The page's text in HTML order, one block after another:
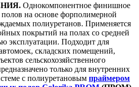
Однокомпонентное финишное
на основе форполимерной
полиуретанов. Применяется
покрытий на полах со средней
эксплуатации. Подходит для
складских помещений,
сельскохозяйственного
только для внутренних
с полиуретановым праймером